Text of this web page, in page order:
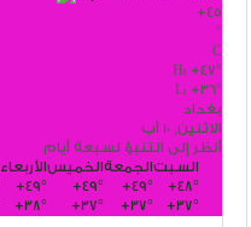
+45
°
C
H: +47°
L: +36°
بغداد
الاثنين, 10 آب
أنظر إلى التنبؤ لسبعة أيام
الأربعاءالخميسالجمعةالسبت
+49° +49° +49° +48°
+38° +37° +37° +37°